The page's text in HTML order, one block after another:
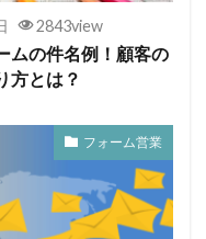
2843view
ムの件名例！顧客の
方とは？
フォーム営業